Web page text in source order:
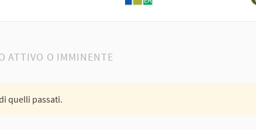
ATTIVO O IMMINENTE
quelli passati.